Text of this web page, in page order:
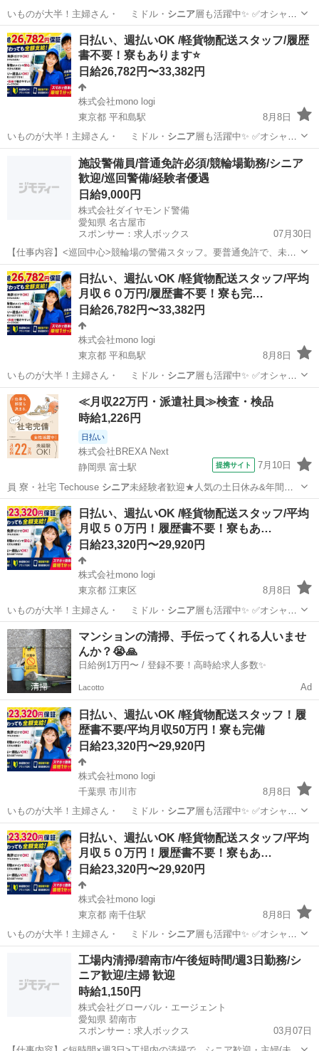
いものが大半！主婦さん・ ミドル・ シニア層も活躍中✨ ✅オシャレ
自由 ✅髪…
神奈川 横浜市 鶴見駅 配送 スタッフ
日払い、週払いOK /軽貨物配送スタッフ/履歴
書不要！寮もあります⭐️
日給26,782円〜33,382円
株式会社mono logi
東京都 平和島駅
8月8日
いものが大半！主婦さん・ ミドル・ シニア層も活躍中✨ ✅オシャレ
自由 ✅髪…大田区 平和島駅 配送 スタッフ
施設警備員/普通免許必須/競輪場勤務/シニア
歓迎/巡回警備/経験者優遇
日給9,000円
株式会社ダイヤモンド警備
愛知県 名古屋市
スポンサー：求人ボックス
07月30日
【仕事内容】<巡回中心>競輪場の警備スタッフ。要普通免許で、未経
験から警備員になった方も多数在籍、学歴不問で経験者優遇・シニア
歓迎もあり、責任を持って働ける方に向く施設警備求人です。 <入社
後の流れ> 初めてでも充実した研修がある...
アルバイト・パート
日払い、週払いOK /軽貨物配送スタッフ/平均
月収６０万円/履歴書不要！寮も完…
日給26,782円〜33,382円
株式会社mono logi
東京都 平和島駅
8月8日
いものが大半！主婦さん・ ミドル・ シニア層も活躍中✨ ✅オシャレ
自由 ✅髪…
東京 大田区 平和島駅 配送 スタッフ
≪月収22万円・派遣社員≫検査・検品
時給1,226円
日払い
株式会社BREXA Next
静岡県 富士駅
提携サイト 7月10日
員 寮・社宅 Techouse シニア未経験者歓迎★人気の土日休み&年間休
日…
静岡 富士市 富士駅 その他
日払い、週払いOK /軽貨物配送スタッフ/平均
月収５０万円！履歴書不要！寮もあ…
日給23,320円〜29,920円
株式会社mono logi
東京都 江東区
8月8日
いものが大半！主婦さん・ ミドル・ シニア層も活躍中✨ ✅オシャレ
自由 ✅髪…
東京 江東区 スタッフ
マンションの清掃、手伝ってくれる人いませ
んか？😭🙏
日給例1万円〜 / 登録不要！高時給求人多数✨
Lacotto Ad
日払い、週払いOK /軽貨物配送スタッフ！履
歴書不要/平均月収50万円！寮も完備
日給23,320円〜29,920円
株式会社mono logi
千葉県 市川市
8月8日
いものが大半！主婦さん・ ミドル・ シニア層も活躍中✨ ✅オシャレ
自由 ✅髪…
千葉 市川市 配送 スタッフ
日払い、週払いOK /軽貨物配送スタッフ/平均
月収５０万円！履歴書不要！寮もあ…
日給23,320円〜29,920円
株式会社mono logi
東京都 南千住駅
8月8日
いものが大半！主婦さん・ ミドル・ シニア層も活躍中✨ ✅オシャレ
自由 ✅髪…荒川区 南千住駅 配送 スタッフ
工場内清掃/碧南市/午後短時間/週3日勤務/シ
ニア歓迎/主婦 歓迎
時給1,150円
株式会社グローバル・エージェント
愛知県 碧南市
スポンサー：求人ボックス
03月07日